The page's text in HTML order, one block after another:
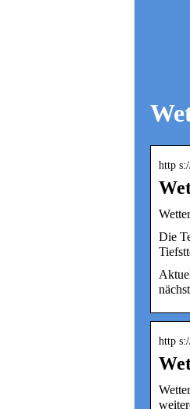
http
Die
http